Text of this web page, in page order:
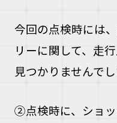
今回の点検時には
リーに関して、走
見つかりませんでし
②点検時に、ショ